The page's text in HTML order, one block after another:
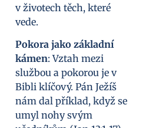
v životech těch, které
vede.
Pokora jako základní
kámen: Vztah mezi
službou a pokorou je v
Bibli klíčový. Pán Ježíš
nám dal příklad, když se
umyl nohy svým